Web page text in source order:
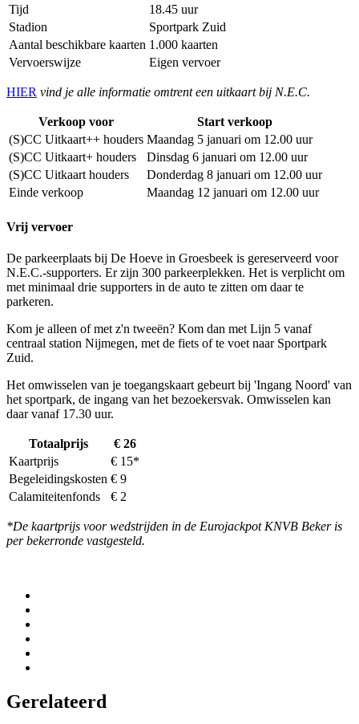
Tijd
18.45 uur
Stadion
Sportpark Zuid
Aantal beschikbare kaarten 1.000 kaarten
Vervoerswijze
Eigen vervoer
HIER vind je alle informatie omtrent een uitkaart bij N.E.C.
Verkoop voor
Start verkoop
(S)CC Uitkaart++ houders Maandag 5 januari om 12.00 uur
(S)CC Uitkaart+ houders
Dinsdag 6 januari om 12.00 uur
(S)CC Uitkaart houders
Donderdag 8 januari om 12.00 uur
Einde verkoop
Maandag 12 januari om 12.00 uur
Vrij vervoer
De parkeerplaats bij De Hoeve in Groesbeek is gereserveerd voor
N.E.C.-supporters. Er zijn 300 parkeerplekken. Het is verplicht om
met minimaal drie supporters in de auto te zitten om daar te
parkeren.
Kom je alleen of met z'n tweeën? Kom dan met Lijn 5 vanaf
centraal station Nijmegen, met de fiets of te voet naar Sportpark
Zuid.
Het omwisselen van je toegangskaart gebeurt bij 'Ingang Noord' van
het sportpark, de ingang van het bezoekersvak. Omwisselen kan
daar vanaf 17.30 uur.
Totaalprijs
€ 26
Kaartprijs
€ 15*
Begeleidingskosten € 9
Calamiteitenfonds
€ 2
*De kaartprijs voor wedstrijden in de Eurojackpot KNVB Beker is
per bekerronde vastgesteld.
Gerelateerd